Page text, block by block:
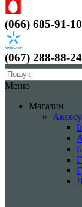
(066) 685-91-10
(067) 288-88-24
Меню
Магазин